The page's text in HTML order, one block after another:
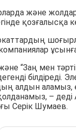
және
қозғалысқа
“Заң мен
алдын аламыз,
–
Серік Шумаев.